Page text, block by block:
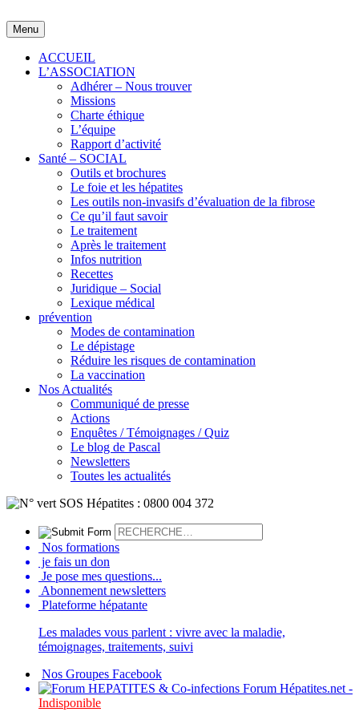
to
content
Menu
ACCUEIL
L’ASSOCIATION
Adhérer – Nous trouver
Missions
Charte éthique
L’équipe
Rapport d’activité
Santé – SOCIAL
Outils et brochures
Le foie et les hépatites
Les outils non-invasifs d’évaluation de la fibrose
Ce qu’il faut savoir
Le traitement
Après le traitement
Infos nutrition
Recettes
Juridique – Social
Lexique médical
prévention
Modes de contamination
Le dépistage
Réduire les risques de contamination
La vaccination
Nos Actualités
Communiqué de presse
Actions
Enquêtes / Témoignages / Quiz
Le blog de Pascal
Newsletters
Toutes les actualités
Nos formations
je fais un don
Je pose mes questions...
Abonnement newsletters
Plateforme hépatante
Les malades vous parlent : vivre avec la maladie,
témoignages, traitements, suivi
Nos Groupes Facebook
Forum Hépatites.net -
Indisponible